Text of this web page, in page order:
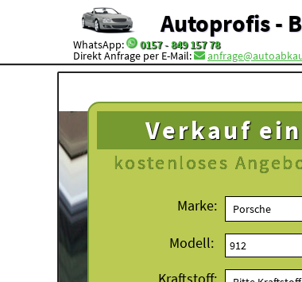
Autoprofis -
WhatsApp: 0157 - 849 157 78
Direkt Anfrage per E-Mail:
Verkauf
kostenloses
Marke:
Modell: